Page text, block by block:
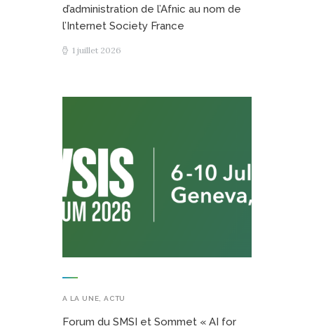
d’administration de l’Afnic au nom de
l’Internet Society France
1 juillet 2026
A LA UNE ,ACTU
Forum du SMSI et Sommet « AI for